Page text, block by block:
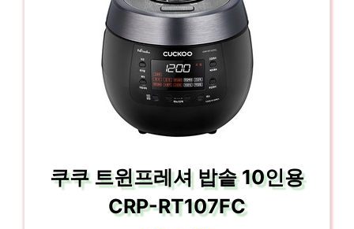
쿠쿠 트윈프레셔 밥솥 10인용
CRP-RT107FC